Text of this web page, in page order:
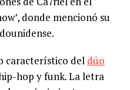
donde mencionó su
característico del dúo
hop y funk. La letra